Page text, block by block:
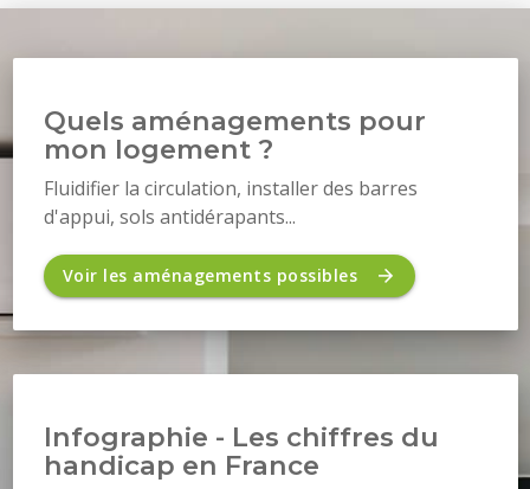
Quels aménagements pour
mon logement ?
Fluidifier la circulation, installer des barres
d'appui, sols antidérapants...
Voir les aménagements possibles
Infographie - Les chiffres du
handicap en France